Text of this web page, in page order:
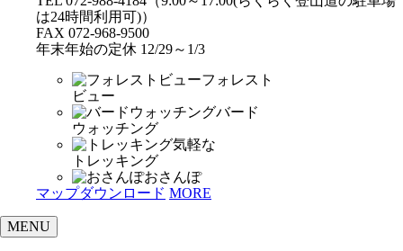
は24時間利用可)）
FAX 072-968-9500
年末年始の定休 12/29～1/3
フォレスト
ビュー
バード
ウォッチング
気軽な
トレッキング
おさんぽ
マップダウンロード MORE
MENU